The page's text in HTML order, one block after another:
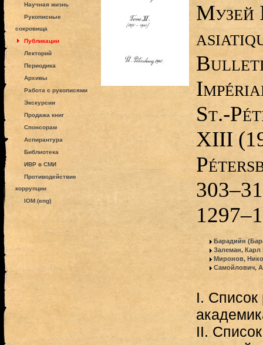
Научная жизнь
Рукописные
сокровища
Публикации
Лекторий
Периодика
Архивы
Работа с рукописями
Экскурсии
Продажа книг
Спонсорам
Аспирантура
Библиотека
ИВР в СМИ
Противодействие
коррупции
IOM (eng)
Музей
St.-
XIII
Барадийн
Залеман, Карл
Миронов,
Самойлович,
I. Список
II.